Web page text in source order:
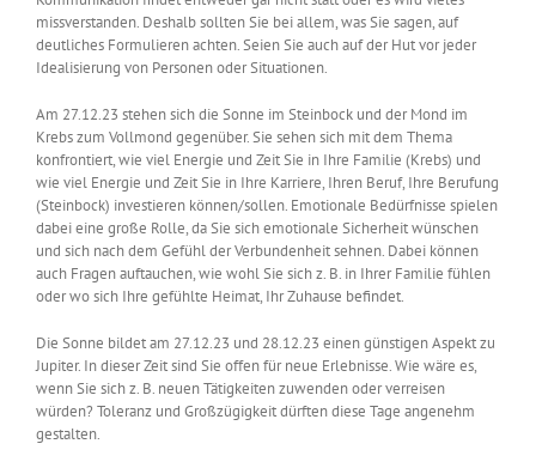
missverstanden. Deshalb sollten Sie bei allem, was Sie sagen, auf
deutliches Formulieren achten. Seien Sie auch auf der Hut vor jeder
Idealisierung von Personen oder Situationen.
Am 27.12.23 stehen sich die Sonne im Steinbock und der Mond im
Krebs zum Vollmond gegenüber. Sie sehen sich mit dem Thema
konfrontiert, wie viel Energie und Zeit Sie in Ihre Familie (Krebs) und
wie viel Energie und Zeit Sie in Ihre Karriere, Ihren Beruf, Ihre Berufung
(Steinbock) investieren können/sollen. Emotionale Bedürfnisse spielen
dabei eine große Rolle, da Sie sich emotionale Sicherheit wünschen
und sich nach dem Gefühl der Verbundenheit sehnen. Dabei können
auch Fragen auftauchen, wie wohl Sie sich z. B. in Ihrer Familie fühlen
oder wo sich Ihre gefühlte Heimat, Ihr Zuhause befindet.
Die Sonne bildet am 27.12.23 und 28.12.23 einen günstigen Aspekt zu
Jupiter. In dieser Zeit sind Sie offen für neue Erlebnisse. Wie wäre es,
wenn Sie sich z. B. neuen Tätigkeiten zuwenden oder verreisen
würden? Toleranz und Großzügigkeit dürften diese Tage angenehm
gestalten.